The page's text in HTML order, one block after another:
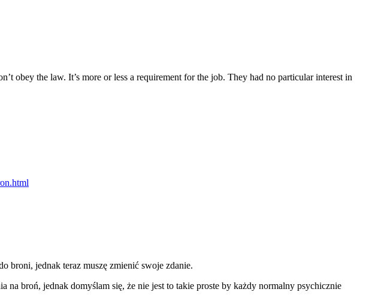
obey the law. It’s more or less a requirement for the job. They had no particular interest in
broni, jednak teraz muszę zmienić swoje zdanie.
broń, jednak domyślam się, że nie jest to takie proste by każdy normalny psychicznie